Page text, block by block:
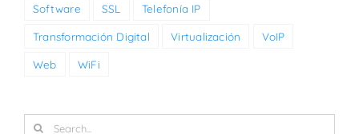
Software SSL Telefonía IP
Transformación Digital Virtualización VoIP
Web WiFi
Search